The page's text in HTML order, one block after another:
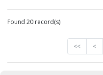
Found 20 record(s)
<< <